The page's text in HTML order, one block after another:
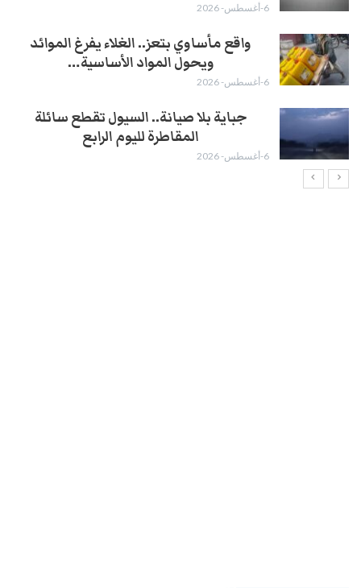
6-أغسطس- 2026
واقع مأساوي بتعز.. الغلاء يفرغ الموائد
ويحول المواد الأساسية…
6-أغسطس- 2026
جباية بلا صيانة.. السيول تقطع سائلة
المقاطرة لليوم الرابع
6-أغسطس- 2026